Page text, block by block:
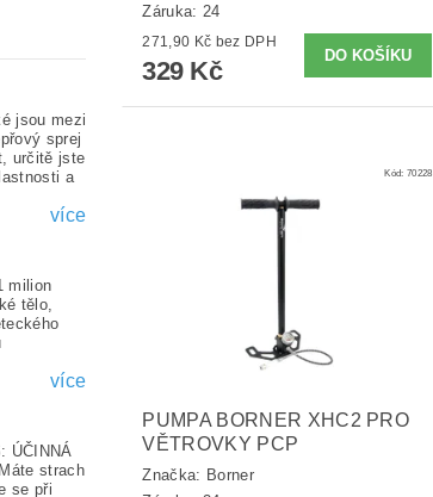
jsou mezi
sprej
určitě jste
a
více
milion
tělo,
více
ÚČINNÁ
strach
se při
Záruka: 24
271,90 Kč bez DPH
329 Kč
Kód: 70228
PUMPA BORNER XHC2 PRO
VĚTROVKY PCP
Značka: Borner